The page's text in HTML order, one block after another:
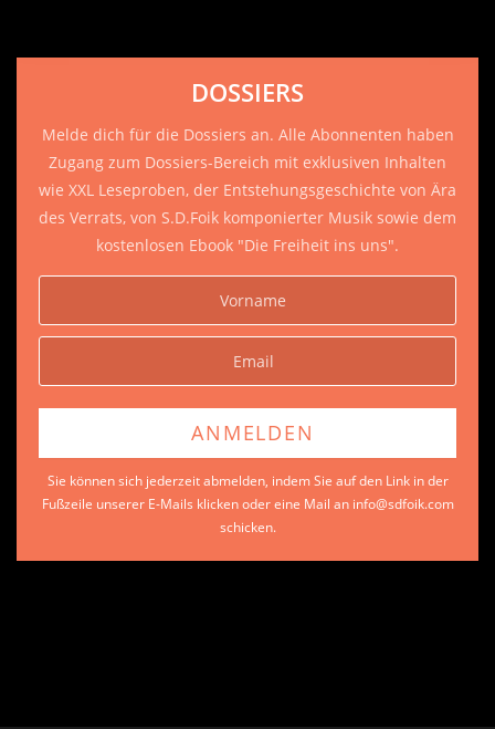
DOSSIERS
Melde dich für die Dossiers an. Alle Abonnenten haben
Zugang zum Dossiers-Bereich mit exklusiven Inhalten
wie XXL Leseproben, der Entstehungsgeschichte von Ära
des Verrats, von S.D.Foik komponierter Musik sowie dem
kostenlosen Ebook "Die Freiheit ins uns".
Sie können sich jederzeit abmelden, indem Sie auf den Link in der
Fußzeile unserer E-Mails klicken oder eine Mail an info@sdfoik.com
schicken.